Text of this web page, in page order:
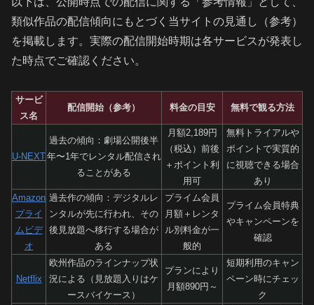
類似作品の配信傾向にもとづく当サイトの見通し（参考）
を掲載します。実際の配信開始時期は各サービスが発表し
た時点でご確認ください。
サービ
ス名
配信開始（参考） 料金の目安 無料で観る方法
U-NEXT
過去の傾向：劇場公開後半
年〜1年でレンタル配信され
ることがある
月額2,189円
（税込）前後
＋ポイント利
用可
無料トライアルや
ポイントで実質的
に視聴できる場合
あり
Amazon
プライ
ムビデ
オ
過去作の傾向：デジタルレ
ンタルが先に行われ、その
後見放題へ移行する場合が
ある
プライム会員
月額＋レンタ
ル別料金が一
般的
プライム会員特典
やキャンペーンを
確認
Netflix
欧州作品のラインナップ状
況による（見放題入りはケ
ースバイケース）
プランにより
月額890円～
短期利用のキャン
ペーン時にチェッ
ク